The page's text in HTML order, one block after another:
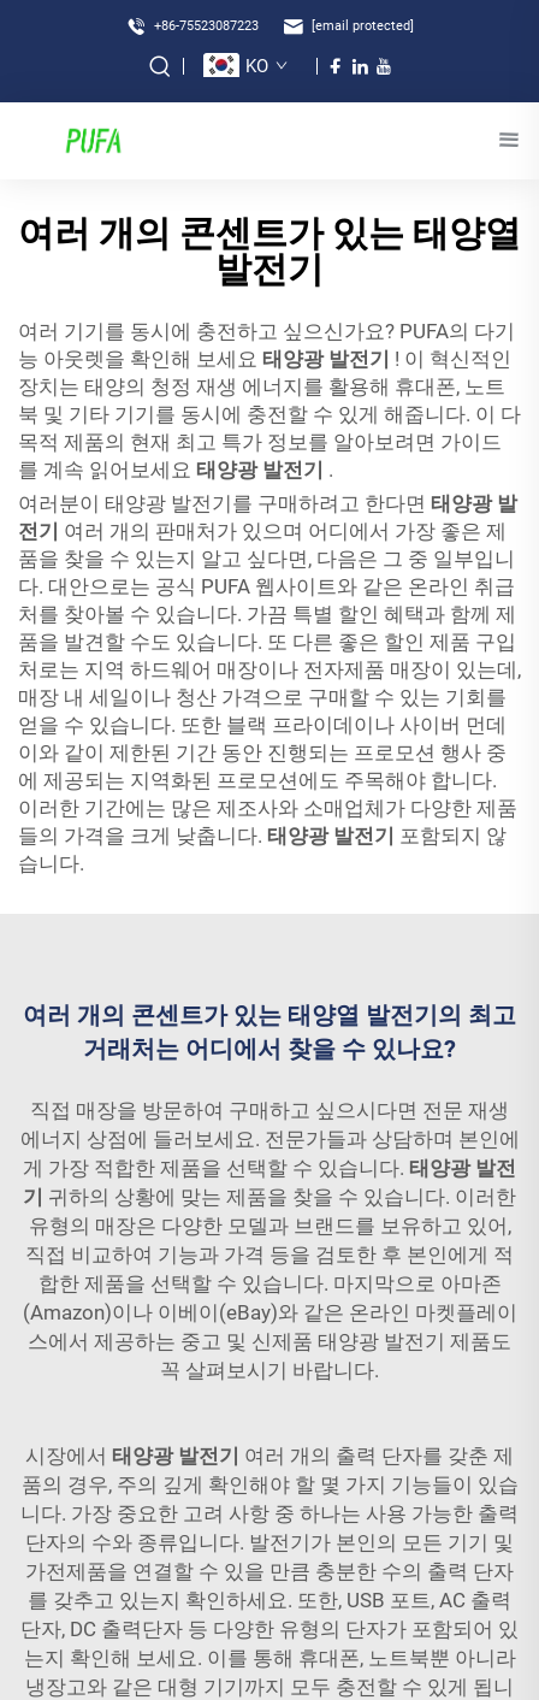
+86-75523087223 [email protected]
KO
여러 개의 콘센트가 있는 태양열
발전기
여러 기기를 동시에 충전하고 싶으신가요? PUFA의 다기
능 아웃렛을 확인해 보세요 태양광 발전기 ! 이 혁신적인
장치는 태양의 청정 재생 에너지를 활용해 휴대폰, 노트
북 및 기타 기기를 동시에 충전할 수 있게 해줍니다. 이 다
목적 제품의 현재 최고 특가 정보를 알아보려면 가이드
를 계속 읽어보세요 태양광 발전기 .
여러분이 태양광 발전기를 구매하려고 한다면 태양광 발
전기 여러 개의 판매처가 있으며 어디에서 가장 좋은 제
품을 찾을 수 있는지 알고 싶다면, 다음은 그 중 일부입니
다. 대안으로는 공식 PUFA 웹사이트와 같은 온라인 취급
처를 찾아볼 수 있습니다. 가끔 특별 할인 혜택과 함께 제
품을 발견할 수도 있습니다. 또 다른 좋은 할인 제품 구입
처로는 지역 하드웨어 매장이나 전자제품 매장이 있는데,
매장 내 세일이나 청산 가격으로 구매할 수 있는 기회를
얻을 수 있습니다. 또한 블랙 프라이데이나 사이버 먼데
이와 같이 제한된 기간 동안 진행되는 프로모션 행사 중
에 제공되는 지역화된 프로모션에도 주목해야 합니다.
이러한 기간에는 많은 제조사와 소매업체가 다양한 제품
들의 가격을 크게 낮춥니다. 태양광 발전기 포함되지 않
습니다.
여러 개의 콘센트가 있는 태양열 발전기의 최고
거래처는 어디에서 찾을 수 있나요?
직접 매장을 방문하여 구매하고 싶으시다면 전문 재생
에너지 상점에 들러보세요. 전문가들과 상담하며 본인에
게 가장 적합한 제품을 선택할 수 있습니다. 태양광 발전
기 귀하의 상황에 맞는 제품을 찾을 수 있습니다. 이러한
유형의 매장은 다양한 모델과 브랜드를 보유하고 있어,
직접 비교하여 기능과 가격 등을 검토한 후 본인에게 적
합한 제품을 선택할 수 있습니다. 마지막으로 아마존
(Amazon)이나 이베이(eBay)와 같은 온라인 마켓플레이
스에서 제공하는 중고 및 신제품 태양광 발전기 제품도
꼭 살펴보시기 바랍니다.
시장에서 태양광 발전기 여러 개의 출력 단자를 갖춘 제
품의 경우, 주의 깊게 확인해야 할 몇 가지 기능들이 있습
니다. 가장 중요한 고려 사항 중 하나는 사용 가능한 출력
단자의 수와 종류입니다. 발전기가 본인의 모든 기기 및
가전제품을 연결할 수 있을 만큼 충분한 수의 출력 단자
를 갖추고 있는지 확인하세요. 또한, USB 포트, AC 출력
단자, DC 출력단자 등 다양한 유형의 단자가 포함되어 있
는지 확인해 보세요. 이를 통해 휴대폰, 노트북뿐 아니라
냉장고와 같은 대형 기기까지 모두 충전할 수 있게 됩니